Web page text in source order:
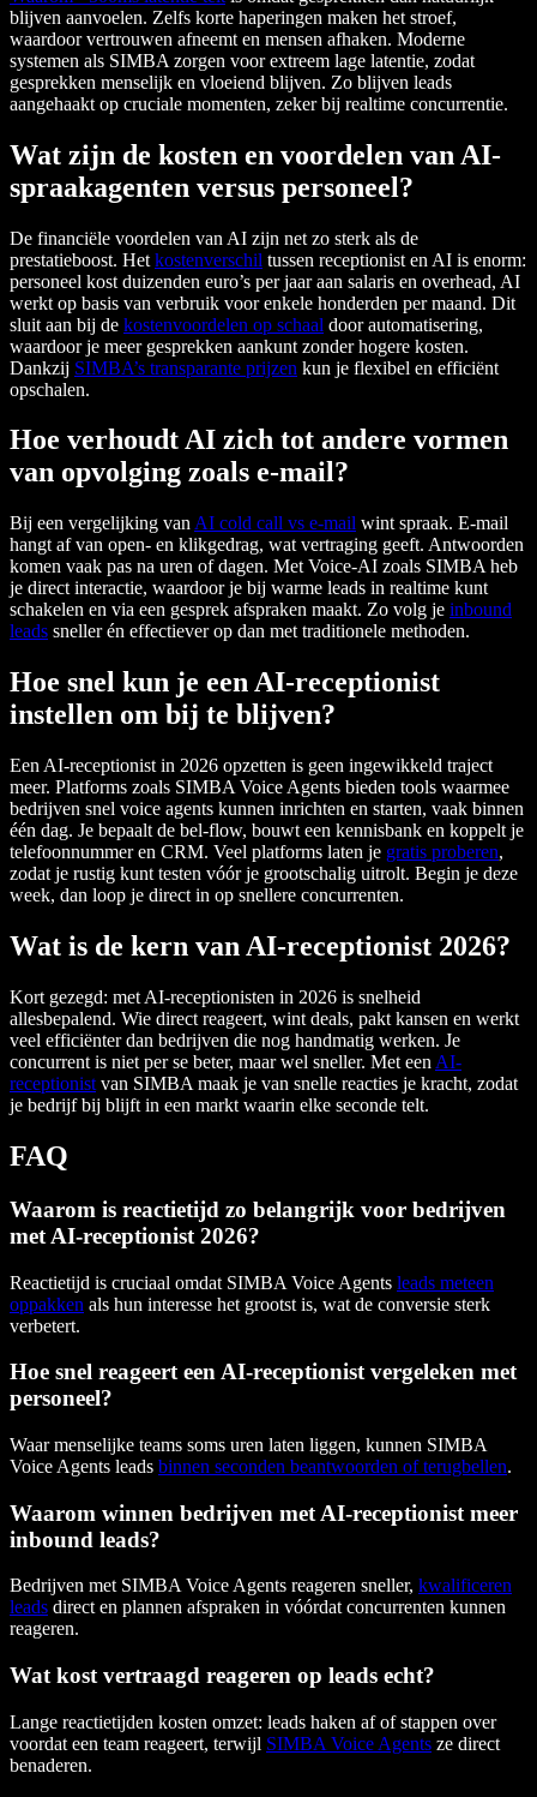
blijven aanvoelen. Zelfs korte haperingen maken het stroef,
waardoor vertrouwen afneemt en mensen afhaken. Moderne
systemen als SIMBA zorgen voor extreem lage latentie, zodat
gesprekken menselijk en vloeiend blijven. Zo blijven leads
aangehaakt op cruciale momenten, zeker bij realtime concurrentie.
Wat zijn de kosten en voordelen van AI-
spraakagenten versus personeel?
De financiële voordelen van AI zijn net zo sterk als de
prestatieboost. Het kostenverschil tussen receptionist en AI is enorm:
personeel kost duizenden euro’s per jaar aan salaris en overhead, AI
werkt op basis van verbruik voor enkele honderden per maand. Dit
sluit aan bij de kostenvoordelen op schaal door automatisering,
waardoor je meer gesprekken aankunt zonder hogere kosten.
Dankzij SIMBA’s transparante prijzen kun je flexibel en efficiënt
opschalen.
Hoe verhoudt AI zich tot andere vormen
van opvolging zoals e-mail?
Bij een vergelijking van AI cold call vs e-mail wint spraak. E-mail
hangt af van open- en klikgedrag, wat vertraging geeft. Antwoorden
komen vaak pas na uren of dagen. Met Voice-AI zoals SIMBA heb
je direct interactie, waardoor je bij warme leads in realtime kunt
schakelen en via een gesprek afspraken maakt. Zo volg je inbound
leads sneller én effectiever op dan met traditionele methoden.
Hoe snel kun je een AI-receptionist
instellen om bij te blijven?
Een AI-receptionist in 2026 opzetten is geen ingewikkeld traject
meer. Platforms zoals SIMBA Voice Agents bieden tools waarmee
bedrijven snel voice agents kunnen inrichten en starten, vaak binnen
één dag. Je bepaalt de bel-flow, bouwt een kennisbank en koppelt je
telefoonnummer en CRM. Veel platforms laten je gratis proberen,
zodat je rustig kunt testen vóór je grootschalig uitrolt. Begin je deze
week, dan loop je direct in op snellere concurrenten.
Wat is de kern van AI-receptionist 2026?
Kort gezegd: met AI-receptionisten in 2026 is snelheid
allesbepalend. Wie direct reageert, wint deals, pakt kansen en werkt
veel efficiënter dan bedrijven die nog handmatig werken. Je
concurrent is niet per se beter, maar wel sneller. Met een AI-
receptionist van SIMBA maak je van snelle reacties je kracht, zodat
je bedrijf bij blijft in een markt waarin elke seconde telt.
FAQ
Waarom is reactietijd zo belangrijk voor bedrijven
met AI-receptionist 2026?
Reactietijd is cruciaal omdat SIMBA Voice Agents leads meteen
oppakken als hun interesse het grootst is, wat de conversie sterk
verbetert.
Hoe snel reageert een AI-receptionist vergeleken met
personeel?
Waar menselijke teams soms uren laten liggen, kunnen SIMBA
Voice Agents leads binnen seconden beantwoorden of terugbellen.
Waarom winnen bedrijven met AI-receptionist meer
inbound leads?
Bedrijven met SIMBA Voice Agents reageren sneller, kwalificeren
leads direct en plannen afspraken in vóórdat concurrenten kunnen
reageren.
Wat kost vertraagd reageren op leads echt?
Lange reactietijden kosten omzet: leads haken af of stappen over
voordat een team reageert, terwijl SIMBA Voice Agents ze direct
benaderen.